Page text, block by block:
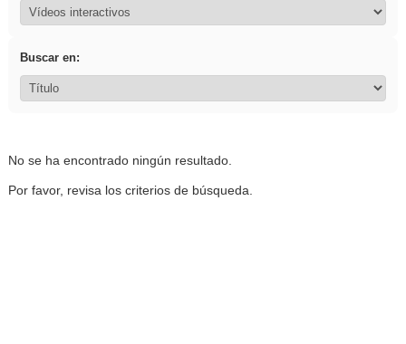
Buscar en:
No se ha encontrado ningún resultado.
Por favor, revisa los criterios de búsqueda.